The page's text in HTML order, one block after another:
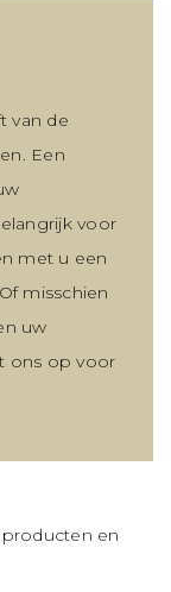
van de
Een
voor
met u een
misschien
uw
ons op voor
producten en